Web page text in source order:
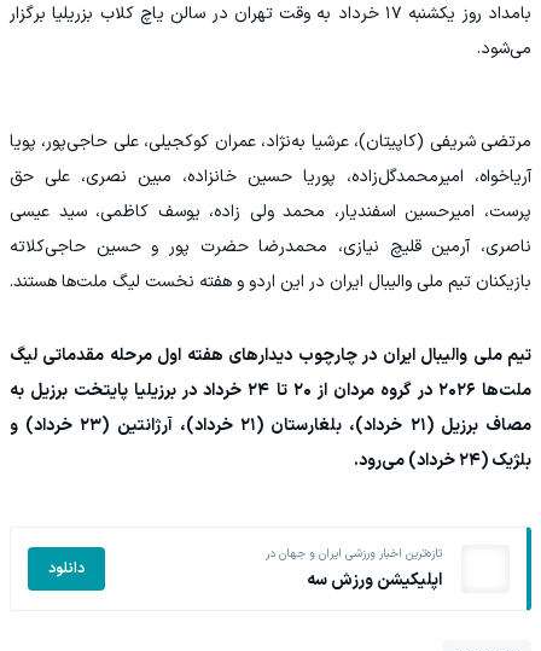
بامداد روز یکشنبه ۱۷ خرداد به وقت تهران در سالن یاچ کلاب بزریلیا برگزار
می‌شود.
مرتضی شریفی (کاپیتان)، عرشیا به‌نژاد، عمران کوکجیلی، علی حاجی‌پور، پویا
آریاخواه، امیرمحمدگل‌زاده، پوریا حسین خانزاده، مبین نصری، علی حق
پرست، امیرحسین اسفندیار، محمد ولی زاده، یوسف کاظمی، سید عیسی
ناصری، آرمین قلیچ نیازی، محمدرضا حضرت پور و حسین حاجی‌کلاته
بازیکنان تیم ملی والیبال ایران در این اردو و هفته نخست لیگ ملت‌ها هستند.
تیم ملی والیبال ایران در چارچوب دیدارهای هفته اول مرحله مقدماتی لیگ
ملت‌ها ۲۰۲۶ در گروه مردان از ۲۰ تا ۲۴ خرداد در برزیلیا پایتخت برزیل به
مصاف برزیل (۲۱ خرداد)، بلغارستان (۲۱ خرداد)، آرژانتین (۲۳ خرداد) و
بلژیک (۲۴ خرداد) می‌رود.
تازه‌ترین اخبار ورزشی ایران و جهان در
اپلیکیشن ورزش سه دانلود